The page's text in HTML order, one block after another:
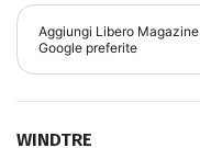
Aggiungi Libero Magazine
Google preferite
WINDTRE